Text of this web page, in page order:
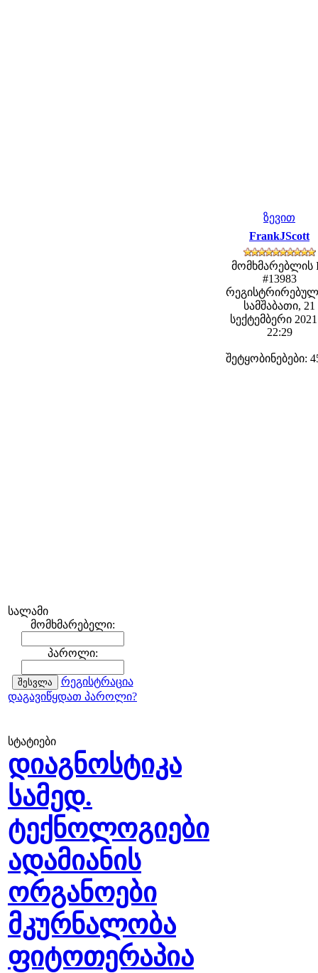
სალამი
მომხმარებელი:
პაროლი:
რეგისტრაცია
დაგავიწყდათ პაროლი?
სტატიები
დიაგნოსტიკა
სამედ.
ტექნოლოგიები
ადამიანის
ორგანოები
მკურნალობა
ფიტოთერაპია
ზევით
FrankJScott
მომხმარებლის
#13983
სამშაბათი, 21
სექტემბერი
22:29
შეტყობინებები: